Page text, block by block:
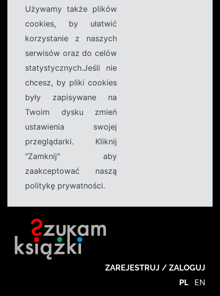
Używamy także plików
cookies, by ułatwić
korzystanie z naszych
serwisów oraz do celów
statystycznych.Jeśli nie
chcesz, by pliki cookies
były zapisywane na
Twoim dysku zmień
ustawienia swojej
przeglądarki. Kliknij
"Zamknij" aby
zaakceptować naszą
politykę prywatności.
ZAREJESTRUJ / ZALOGUJ
PL EN